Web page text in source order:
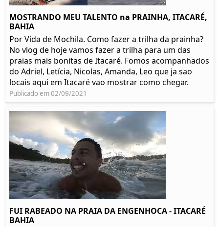
MOSTRANDO MEU TALENTO na PRAINHA, ITACARÉ,
BAHIA
Por Vida de Mochila. Como fazer a trilha da prainha?
No vlog de hoje vamos fazer a trilha para um das
praias mais bonitas de Itacaré. Fomos acompanhados
do Adriel, Letícia, Nicolas, Amanda, Leo que ja sao
locais aqui em Itacaré vao mostrar como chegar.
Publicado em 02/09/2021
FUI RABEADO NA PRAIA DA ENGENHOCA - ITACARÉ
BAHIA